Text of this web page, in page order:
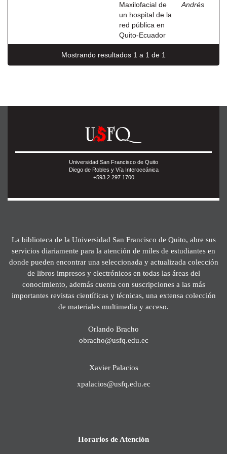
Maxilofacial de
un hospital de la
red pública en
Quito-Ecuador
Andrés
Mostrando resultados 1 a 1 de 1
Universidad San Francisco de Quito
Diego de Robles y Vía Interoceánica
+593 2 297 1700
La biblioteca de la Universidad San Francisco de Quito, abre sus
servicios diariamente para la atención de miles de estudiantes en
donde pueden encontrar una seleccionada y actualizada colección
de libros impresos y electrónicos en todas las áreas del
conocimiento, además cuenta con suscripciones a las más
importantes revistas científicas y técnicas, una extensa colección
de materiales multimedia y acceso.
Orlando Bracho
obracho@usfq.edu.ec
Xavier Palacios
xpalacios@usfq.edu.ec
Horarios de Atención